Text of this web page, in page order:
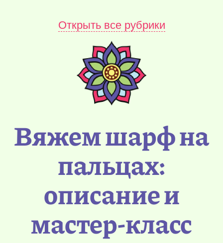
Открыть все рубрики
Вяжем шарф на
пальцах:
описание и
мастер-класс